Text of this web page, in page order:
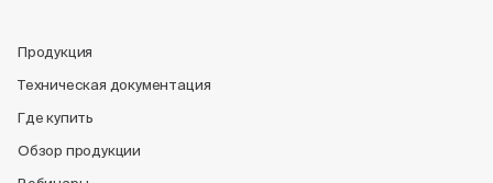
Продукция
Техническая документация
Где купить
Обзор продукции